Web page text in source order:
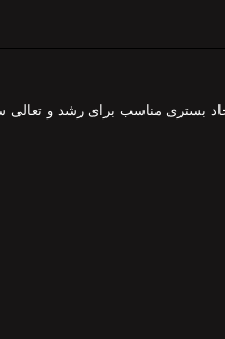
بستری مناسب برای رشد و